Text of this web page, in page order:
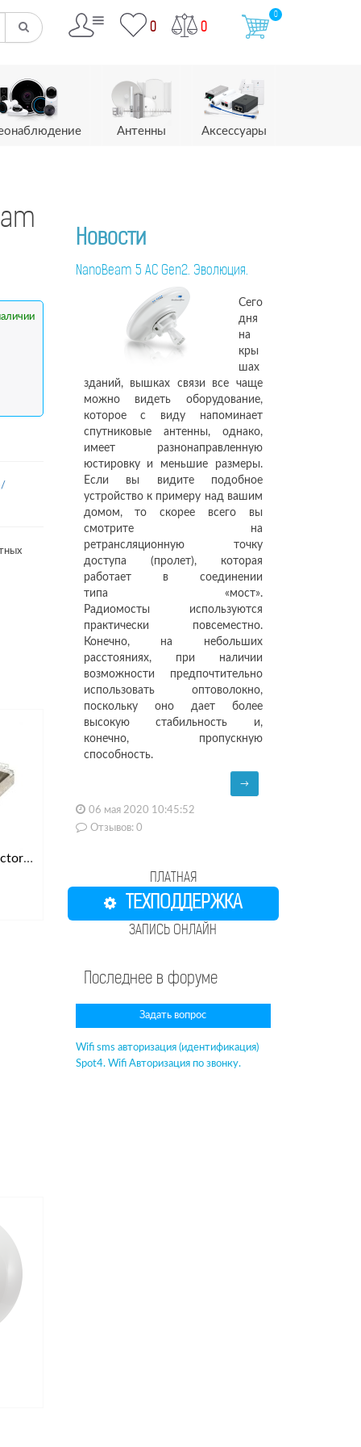
0 0
0
Антенны Аксессуары
TOUGHCable Connectors 100 шт
Новости
NanoBeam 5 AC Gen2. Эволюция.
Сего
дня
на
кры
шах
зданий, вышках связи все чаще
можно видеть оборудование,
которое с виду напоминает
спутниковые антенны, однако,
имеет разнонаправленную
юстировку и меньшие размеры.
Если вы видите подобное
устройство к примеру над вашим
домом, то скорее всего вы
смотрите на
ретрансляционную точку
доступа (пролет), которая
работает в соединении
типа «мост».
Радиомосты используются
практически повсеместно.
Конечно, на небольших
расстояниях, при наличии
возможности предпочтительно
использовать оптоволокно,
поскольку оно дает более
высокую стабильность и,
конечно, пропускную
способность.
→
06 мая 2020 10:45:52
Отзывов: 0
ПЛАТНАЯ
ТЕХПОДДЕРЖКА
ЗАПИСЬ ОНЛАЙН
Последнее в форуме
Задать вопрос
Wifi sms авторизация (идентификация)
Spot4. Wifi Авторизация по звонку.